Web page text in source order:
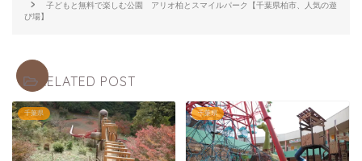
子どもと無料で楽しむ公園 アリオ柏とスマイルパーク【千葉県柏市、人気の遊
び場】
RELATED POST
千葉県 千葉県